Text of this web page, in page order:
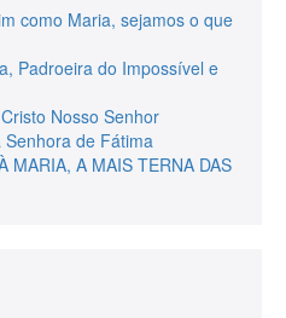
como Maria, sejamos o que
Padroeira do Impossível e
Nosso Senhor
de Fátima
MARIA, A MAIS TERNA DAS